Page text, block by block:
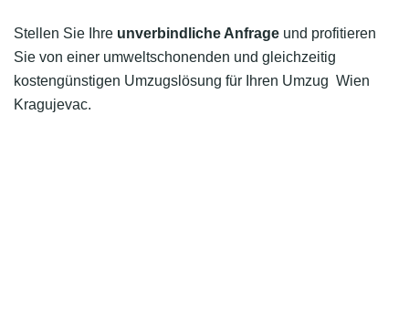
Stellen Sie Ihre unverbindliche Anfrage und profitieren
Sie von einer umweltschonenden und gleichzeitig
kostengünstigen Umzugslösung für Ihren Umzug Wien
Kragujevac.